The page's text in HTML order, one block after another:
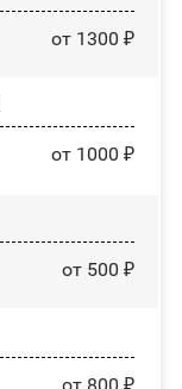
от 1300 ₽
от 1000 ₽
от 500 ₽